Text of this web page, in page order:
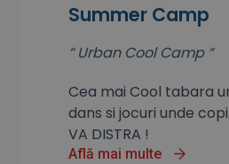
Summer Camp
“ Urban Cool Camp “
Cea mai Cool tabara
dans si jocuri unde
VA DISTRA !
Află mai multe